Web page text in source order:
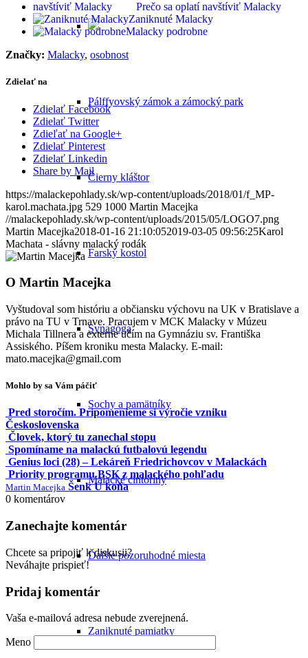
Pálffyovský zámok a zámocký park
Čierny kláštor
Farský kostol
Synagóga
Sochy a pamätníky
Malacké cintoríny
Ďalšie pozoruhodné miesta
Zaniknuté pamiatky
Prečo sa oplatí navštíviť Malacky
Zaniknuté Malacky
Malacky podrobne
Značky: Malacky, osobnost
Zdielať na
Zdielať Facebook
Zdielať Twitter
Zdieľať na Google+
Zdielať Pinterest
Zdielať Linkedin
Share by Mail
https://malackepohlady.sk/wp-content/uploads/2018/01/f_MP-
karol.machata.jpg 529 1000 Martin Macejka
//malackepohlady.sk/wp-content/uploads/2015/05/LOGO7.png
Martin Macejka2018-01-16 21:10:052019-03-05 09:56:25Karol
Machata - slávny malacký rodák
O Martin Macejka
Vyštudoval som históriu a občiansku výchovu na UK v Bratislave a
právo na TU v Trnave. Pracujem v MCK Malacky v Múzeu
Michala Tillnera a externe učím na Gymnáziu sv. Františka
Assiského. Píšem kroniku mesta Malacky. E-mail:
mato.macejka@gmail.com
Mohlo by sa Vám páčiť
Pred storočím. Pripomenieme si výročie vzniku
Československa
Človek, ktorý tu zanechal stopu
Spomíname na malackú futbalovú legendu
Genius loci (28) – Lekáreň Friedrichovcov v Malackách
Priority programu BSK z malackého pohľadu
Martin Macejka Šenk U koňa
0 komentárov
Zanechajte komentár
Chcete sa pripojiť k diskusii?
Neváhajte prispieť!
Pridaj komentár
Vaša e-mailová adresa nebude zverejnená.
Meno